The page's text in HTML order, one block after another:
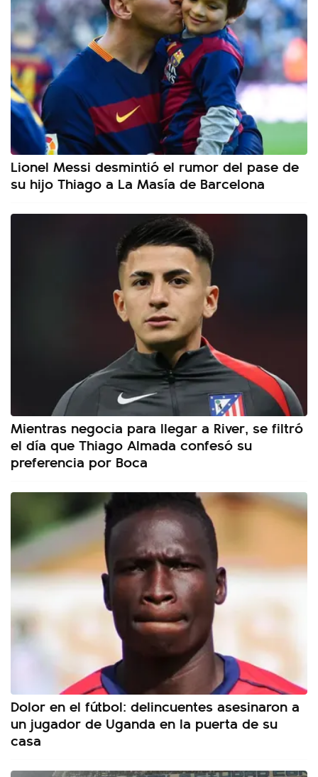
Lionel Messi desmintió el rumor del pase de
su hijo Thiago a La Masía de Barcelona
Mientras negocia para llegar a River, se filtró
el día que Thiago Almada confesó su
preferencia por Boca
Dolor en el fútbol: delincuentes asesinaron a
un jugador de Uganda en la puerta de su
casa